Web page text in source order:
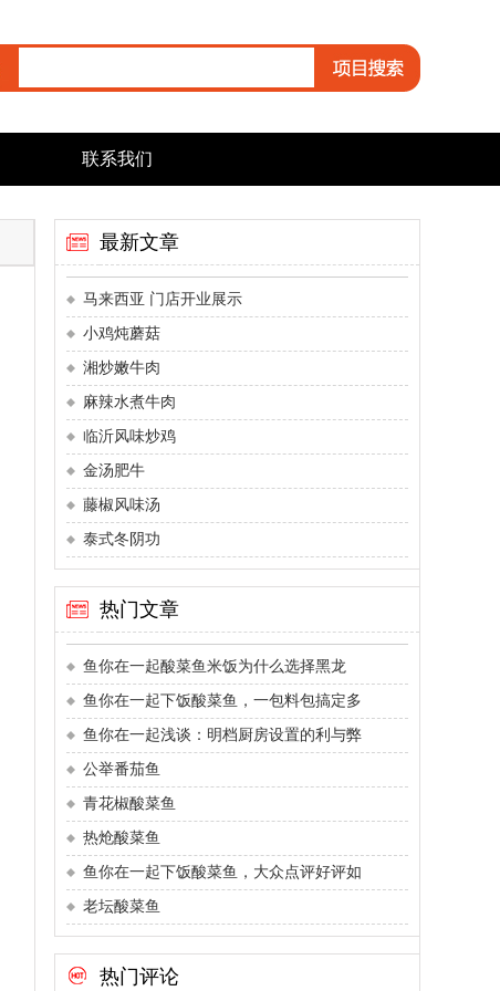
联系我们
最新文章
马来西亚 门店开业展示
小鸡炖蘑菇
湘炒嫩牛肉
麻辣水煮牛肉
临沂风味炒鸡
金汤肥牛
藤椒风味汤
泰式冬阴功
热门文章
鱼你在一起酸菜鱼米饭为什么选择黑龙
鱼你在一起下饭酸菜鱼，一包料包搞定多
鱼你在一起浅谈：明档厨房设置的利与弊
公举番茄鱼
青花椒酸菜鱼
热炝酸菜鱼
鱼你在一起下饭酸菜鱼，大众点评好评如
老坛酸菜鱼
热门评论